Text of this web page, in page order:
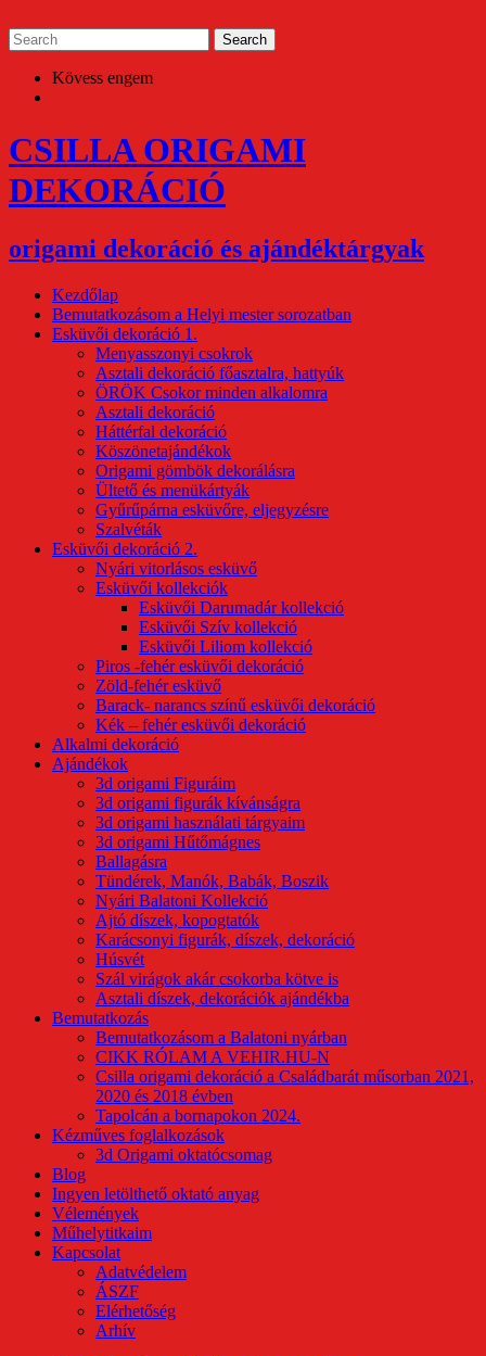
to
content
Kövess engem
CSILLA ORIGAMI
DEKORÁCIÓ
origami dekoráció és ajándéktárgyak
Kezdőlap
Bemutatkozásom a Helyi mester sorozatban
Esküvői dekoráció 1.
Menyasszonyi csokrok
Asztali dekoráció főasztalra, hattyúk
ÖRÖK Csokor minden alkalomra
Asztali dekoráció
Háttérfal dekoráció
Köszönetajándékok
Origami gömbök dekorálásra
Ültető és menükártyák
Gyűrűpárna esküvőre, eljegyzésre
Szalvéták
Esküvői dekoráció 2.
Nyári vitorlásos esküvő
Esküvői kollekciók
Esküvői Darumadár kollekció
Esküvői Szív kollekció
Esküvői Liliom kollekció
Piros -fehér esküvői dekoráció
Zöld-fehér esküvő
Barack- narancs színű esküvői dekoráció
Kék – fehér esküvői dekoráció
Alkalmi dekoráció
Ajándékok
3d origami Figuráim
3d origami figurák kívánságra
3d origami használati tárgyaim
3d origami Hűtőmágnes
Ballagásra
Tündérek, Manók, Babák, Boszik
Nyári Balatoni Kollekció
Ajtó díszek, kopogtatók
Karácsonyi figurák, díszek, dekoráció
Húsvét
Szál virágok akár csokorba kötve is
Asztali díszek, dekorációk ajándékba
Bemutatkozás
Bemutatkozásom a Balatoni nyárban
CIKK RÓLAM A VEHIR.HU-N
Csilla origami dekoráció a Családbarát műsorban 2021,
2020 és 2018 évben
Tapolcán a bornapokon 2024.
Kézműves foglalkozások
3d Origami oktatócsomag
Blog
Ingyen letölthető oktató anyag
Vélemények
Műhelytitkaim
Kapcsolat
Adatvédelem
ÁSZF
Elérhetőség
Arhív